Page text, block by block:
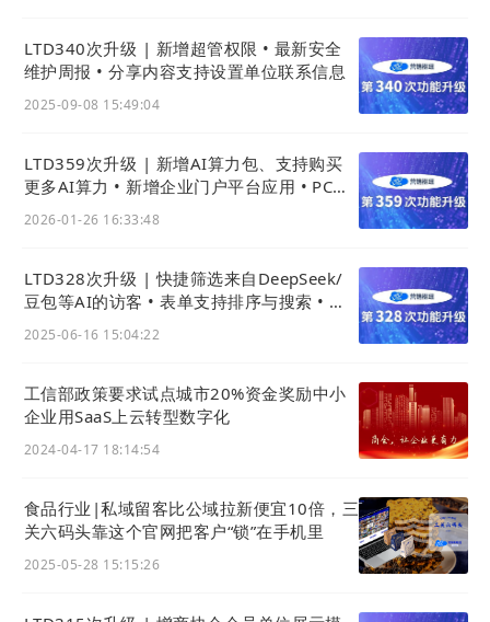
LTD340次升级 | 新增超管权限 • 最新安全
维护周报 • 分享内容支持设置单位联系信息
2025-09-08 15:49:04
LTD359次升级 | 新增AI算力包、支持购买
更多AI算力 • 新增企业门户平台应用 • PC商
2026-01-26 16:33:48
LTD328次升级 | 快捷筛选来自DeepSeek/
豆包等AI的访客 • 表单支持排序与搜索 • 企
2025-06-16 15:04:22
工信部政策要求试点城市20%资金奖励中小
企业用SaaS上云转型数字化
2024-04-17 18:14:54
食品行业|私域留客比公域拉新便宜10倍，三
关六码头靠这个官网把客户“锁”在手机里
2025-05-28 15:15:26